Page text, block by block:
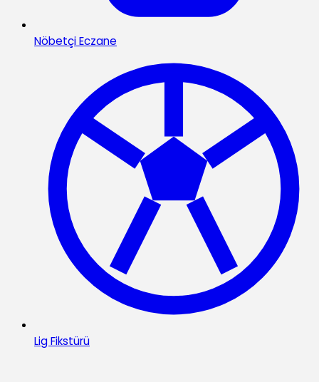
Nöbetçi Eczane
Lig Fikstürü